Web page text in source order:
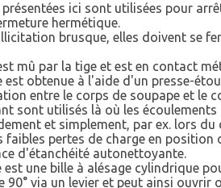
ici sont utilisées pour
hermétique.
brusque, elles doivent se
mû par la tige et est en contact
est obtenue à l'aide d'un presse-
entre le corps de soupape et le
sont utilisés là où les
et simplement, par ex. lors
faibles pertes de charge en
d'étanchéité autonettoyante.
est une bille à alésage cylindrique
90° via un levier et peut ainsi ouvrir